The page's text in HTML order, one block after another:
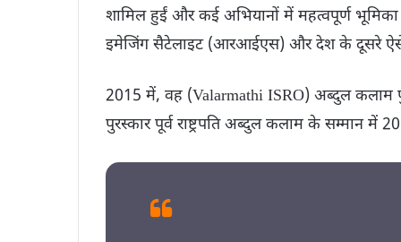
शामिल हुईं और कई अभियानों में महत्वपूर्ण
इमेजिंग सैटेलाइट (आरआईएस) और देश के दूसरे ऐसे
2015 में, वह (Valarmathi ISRO) अब्दुल कलाम
पुरस्कार पूर्व राष्ट्रपति अब्दुल कलाम के सम्मान में